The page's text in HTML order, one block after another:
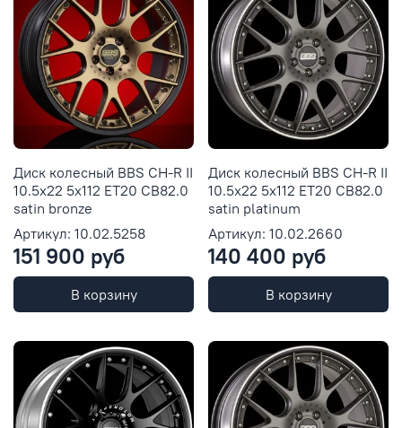
Диск колесный BBS CH-R II
10.5x22 5x112 ET20 CB82.0
satin bronze
Артикул: 10.02.5258
151 900 руб
В корзину
Диск колесный BBS CH-R II
10.5x22 5x112 ET20 CB82.0
satin platinum
Артикул: 10.02.2660
140 400 руб
В корзину